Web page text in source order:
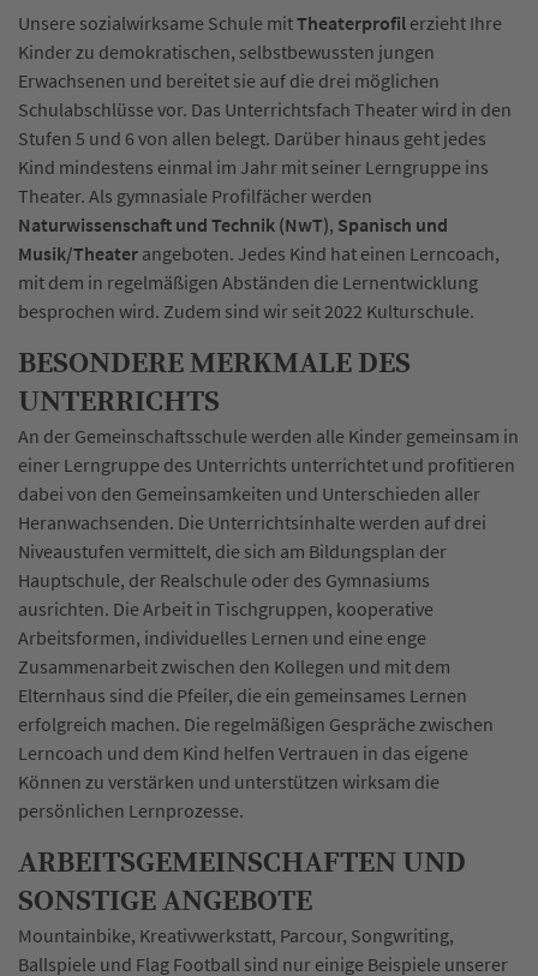
Unsere sozialwirksame Schule mitTheaterprofil erzieht Ihre
Kinder zu demokratischen, selbstbewussten jungen
Erwachsenen und bereitet sie auf die drei möglichen
Schulabschlüsse vor. Das Unterrichtsfach Theater wird in den
Stufen 5 und 6 von allen belegt. Darüber hinaus geht jedes
Kind mindestens einmal im Jahr mit seiner Lerngruppe ins
Theater. Als gymnasiale Profilfächer werden
Naturwissenschaft und Technik (NwT), Spanisch und
Musik/Theater angeboten. Jedes Kind hat einen Lerncoach,
mit dem in regelmäßigen Abständen die Lernentwicklung
besprochen wird. Zudem sind wir seit 2022 Kulturschule.
BESONDERE MERKMALE DES
UNTERRICHTS
An der Gemeinschaftsschule werden alle Kinder gemeinsam in
einer Lerngruppe des Unterrichts unterrichtet und profitieren
dabei von den Gemeinsamkeiten und Unterschieden aller
Heranwachsenden. Die Unterrichtsinhalte werden auf drei
Niveaustufen vermittelt, die sich am Bildungsplan der
Hauptschule, der Realschule oder des Gymnasiums
ausrichten. Die Arbeit in Tischgruppen, kooperative
Arbeitsformen, individuelles Lernen und eine enge
Zusammenarbeit zwischen den Kollegen und mit dem
Elternhaus sind die Pfeiler, die ein gemeinsames Lernen
erfolgreich machen. Die regelmäßigen Gespräche zwischen
Lerncoach und dem Kind helfen Vertrauen in das eigene
Können zu verstärken und unterstützen wirksam die
persönlichen Lernprozesse.
ARBEITSGEMEINSCHAFTEN UND
SONSTIGE ANGEBOTE
Mountainbike, Kreativwerkstatt, Parcour, Songwriting,
Ballspiele und Flag Football sind nur einige Beispiele unserer